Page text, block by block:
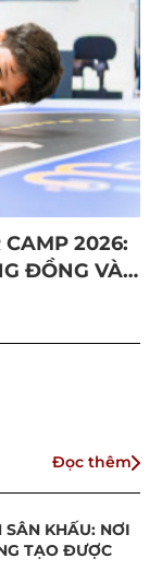
CAMP 2026:
ĐỒNG VÀ
Đọc thêm
SÂN KHẤU: NƠI
TẠO ĐƯỢC